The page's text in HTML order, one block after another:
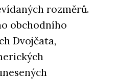
rozměrů.
obchodního
Dvojčata,